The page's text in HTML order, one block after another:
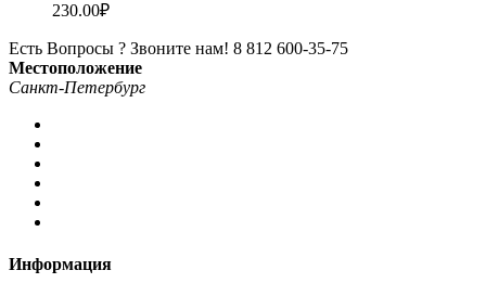
230.00₽
Есть Вопросы ? Звоните нам! 8 812 600-35-75
Местоположение
Санкт-Петербург
Информация